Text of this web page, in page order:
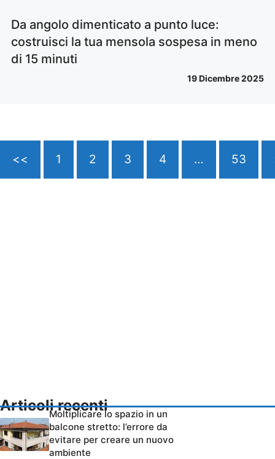
Da angolo dimenticato a punto luce:
costruisci la tua mensola sospesa in meno
di 15 minuti
19 Dicembre 2025
<< 1 2 3 4 … 53
Articoli recenti
Moltiplicare lo spazio in un
balcone stretto: l’errore da
evitare per creare un nuovo
ambiente